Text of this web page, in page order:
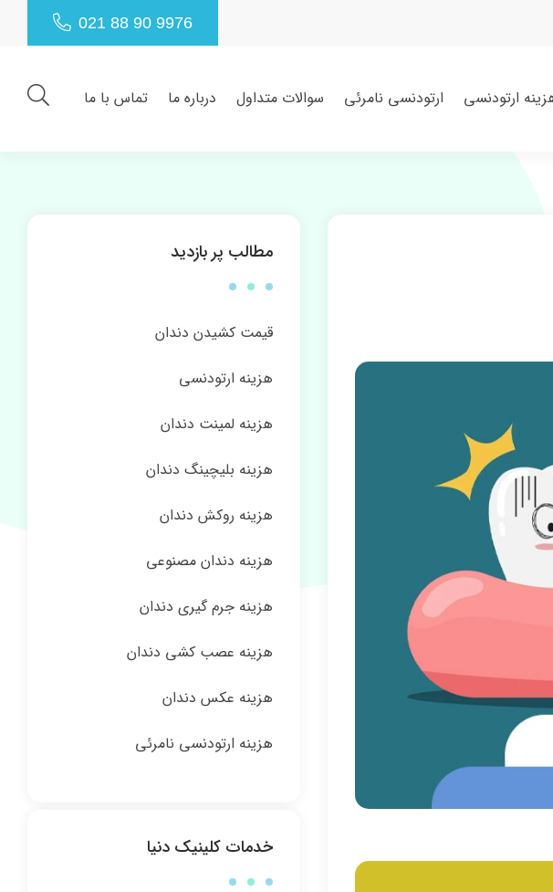
021 88 90 9976
ارتودنسی ارتودنسی نامرئی سوالات متداول درباره ما تماس با ما
مطالب پر بازدید
قیمت کشیدن دندان
هزینه ارتودنسی
هزینه لمینت دندان
هزینه بلیچینگ دندان
هزینه روکش دندان
هزینه دندان مصنوعی
هزینه جرم گیری دندان
هزینه عصب کشی دندان
هزینه عکس دندان
هزینه ارتودنسی نامرئی
خدمات کلینیک دنیا